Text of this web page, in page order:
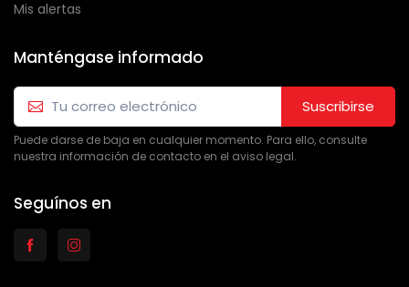
Mis alertas
Manténgase informado
Suscribirse
Puede darse de baja en cualquier momento. Para ello, consulte
nuestra información de contacto en el aviso legal.
Seguínos en